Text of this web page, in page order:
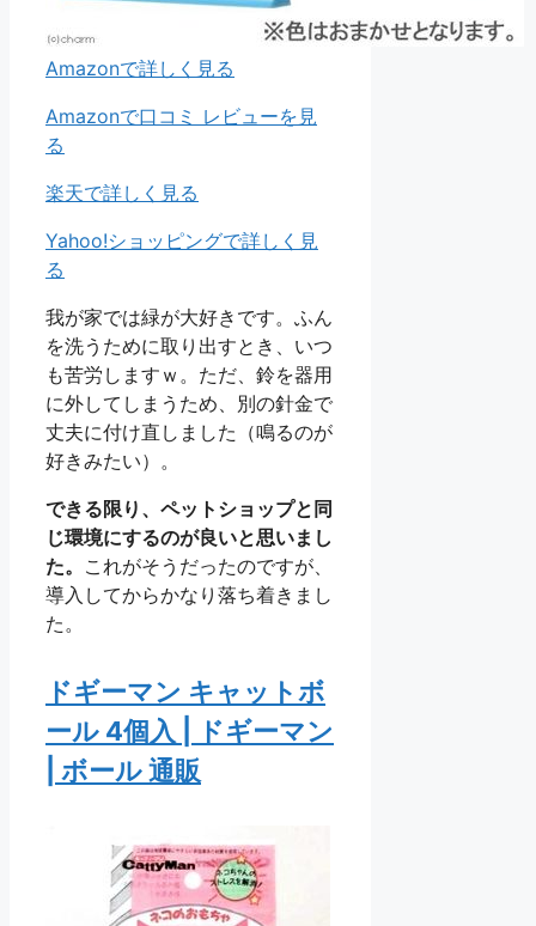
Amazonで詳しく見る
Amazonで口コミ レビューを見
る
楽天で詳しく見る
Yahoo!ショッピングで詳しく見
る
我が家では緑が大好きです。ふん
を洗うために取り出すとき、いつ
も苦労しますｗ。ただ、鈴を器用
に外してしまうため、別の針金で
丈夫に付け直しました（鳴るのが
好きみたい）。
できる限り、ペットショップと同
じ環境にするのが良いと思いまし
た。 これがそうだったのですが、
導入してからかなり落ち着きまし
た。
ドギーマン キャットボ
ール 4個入 | ドギーマン
| ボール 通販